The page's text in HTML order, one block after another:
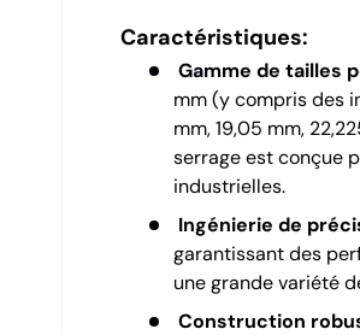
Caractéristiques:
Gamme de tailles
mm (y compris des
mm, 19,05 mm,
serrage est conçue
industrielles.
Ingénierie de
garantissant des
une grande variété
Construction